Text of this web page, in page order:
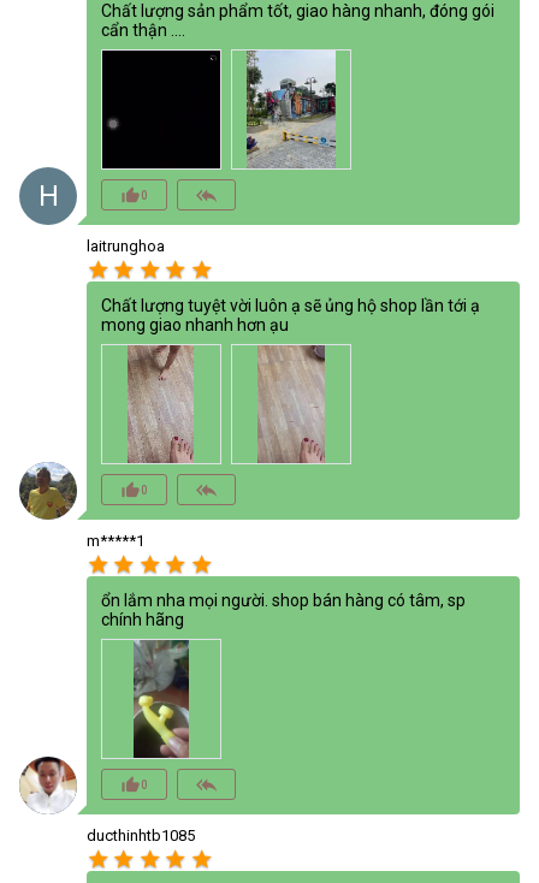
H
Chất lượng sản phẩm tốt, giao hàng nhanh, đóng gói
cẩn thận ….
thumb_up_alt0 reply_all
laitrunghoa
star star star star star
Chất lượng tuyệt vời luôn ạ sẽ ủng hộ shop lần tới ạ
mong giao nhanh hơn ạu
thumb_up_alt0 reply_all
m*****1
star star star star star
ổn lắm nha mọi người. shop bán hàng có tâm, sp
chính hãng
thumb_up_alt0 reply_all
ducthinhtb1085
star star star star star